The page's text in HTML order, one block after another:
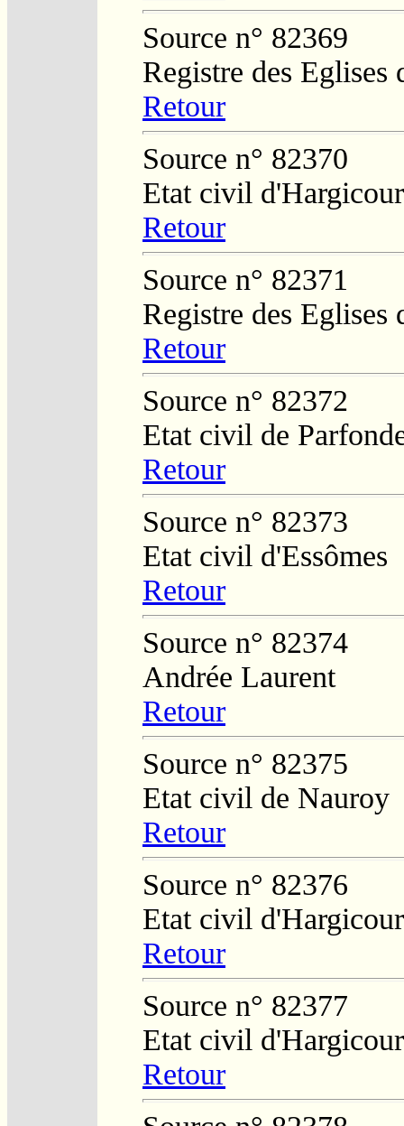
Source n° 82369
Registre des Eglises
Retour
Source n° 82370
Etat civil
Retour
Source n° 82371
Registre des Eglises
Retour
Source n° 82372
Etat civil de
Retour
Source n° 82373
Etat civil d'Essômes
Retour
Source n° 82374
Andrée Laurent
Retour
Source n° 82375
Etat civil de Nauroy
Retour
Source n° 82376
Etat civil
Retour
Source n° 82377
Etat civil
Retour